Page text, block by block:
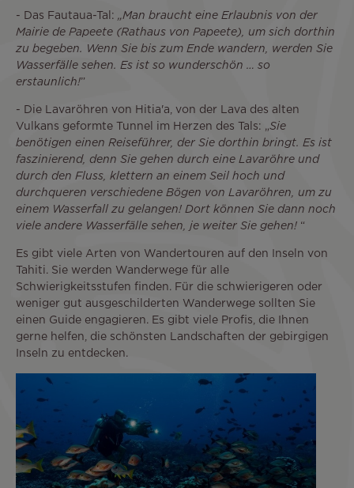
- Das Fautaua-Tal: „Man braucht eine Erlaubnis von der
Mairie de Papeete (Rathaus von Papeete), um sich dorthin
zu begeben. Wenn Sie bis zum Ende wandern, werden Sie
Wasserfälle sehen. Es ist so wunderschön … so
erstaunlich!”
- Die Lavaröhren von Hitia'a, von der Lava des alten
Vulkans geformte Tunnel im Herzen des Tals: „Sie
benötigen einen Reiseführer, der Sie dorthin bringt. Es ist
faszinierend, denn Sie gehen durch eine Lavaröhre und
durch den Fluss, klettern an einem Seil hoch und
durchqueren verschiedene Bögen von Lavaröhren, um zu
einem Wasserfall zu gelangen! Dort können Sie dann noch
viele andere Wasserfälle sehen, je weiter Sie gehen! “
Es gibt viele Arten von Wandertouren auf den Inseln von
Tahiti. Sie werden Wanderwege für alle
Schwierigkeitsstufen finden. Für die schwierigeren oder
weniger gut ausgeschilderten Wanderwege sollten Sie
einen Guide engagieren. Es gibt viele Profis, die Ihnen
gerne helfen, die schönsten Landschaften der gebirgigen
Inseln zu entdecken.